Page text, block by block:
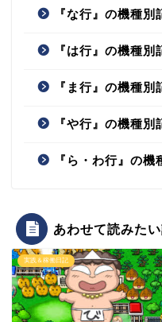
『な行』の機種別
『は行』の機種別
『ま行』の機種別
『や行』の機種別
『ら・わ行』の機
あわせて読みた
実践＆稼働日記